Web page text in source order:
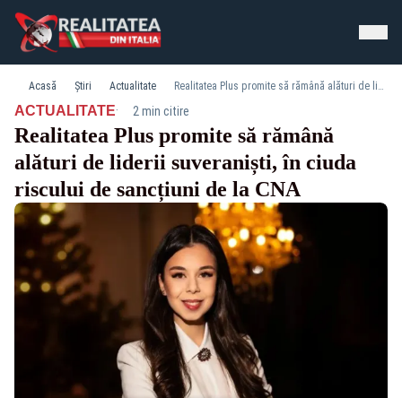
Acasă Știri Actualitate Realitatea Plus promite să rămână alături de liderii suveraniști, în ciuda riscului de sancțiuni de la CNA
ACTUALITATE· 2 min citire
Realitatea Plus promite să rămână
alături de liderii suveraniști, în ciuda
riscului de sancțiuni de la CNA